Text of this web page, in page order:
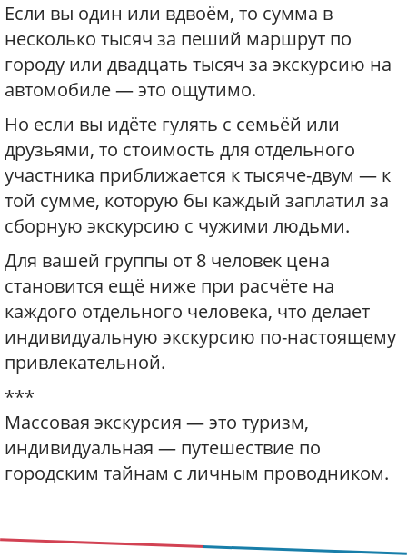
Если вы один или вдвоём, то сумма в
несколько тысяч за пеший маршрут по
городу или двадцать тысяч за экскурсию на
автомобиле — это ощутимо.
Но если вы идёте гулять с семьёй или
друзьями, то стоимость для отдельного
участника приближается к тысяче-двум — к
той сумме, которую бы каждый заплатил за
сборную экскурсию с чужими людьми.
Для вашей группы от 8 человек цена
становится ещё ниже при расчёте на
каждого отдельного человека, что делает
индивидуальную экскурсию по-настоящему
привлекательной.
***
Массовая экскурсия — это туризм,
индивидуальная — путешествие по
городским тайнам с личным проводником.